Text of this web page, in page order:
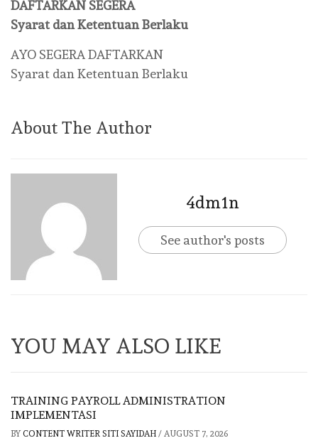
DAFTARKAN SEGERA
Syarat dan Ketentuan Berlaku
AYO SEGERA DAFTARKAN
Syarat dan Ketentuan Berlaku
About The Author
4dm1n
See author's posts
YOU MAY ALSO LIKE
TRAINING PAYROLL ADMINISTRATION
IMPLEMENTASI
BY CONTENT WRITER SITI SAYIDAH / AUGUST 7, 2026